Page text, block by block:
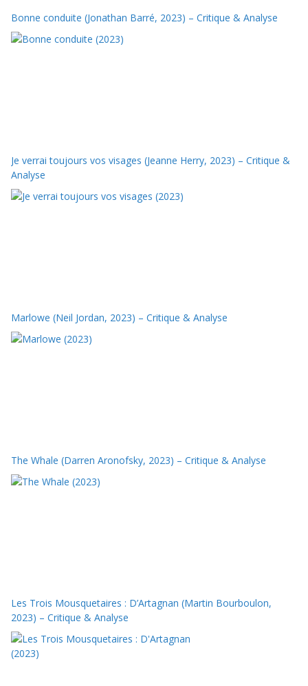
Bonne conduite (Jonathan Barré, 2023) – Critique & Analyse
Je verrai toujours vos visages (Jeanne Herry, 2023) – Critique &
Analyse
Marlowe (Neil Jordan, 2023) – Critique & Analyse
The Whale (Darren Aronofsky, 2023) – Critique & Analyse
Les Trois Mousquetaires : D’Artagnan (Martin Bourboulon,
2023) – Critique & Analyse